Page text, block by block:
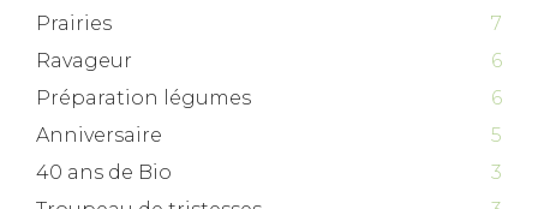
Prairies
7
Ravageur
6
Préparation légumes
6
Anniversaire
5
40 ans de Bio
3